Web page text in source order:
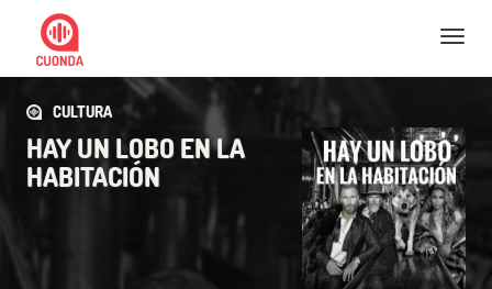
Nav
CULTURA
HAY UN LOBO EN LA
HABITACIÓN